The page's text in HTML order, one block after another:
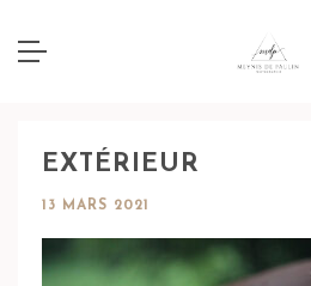
EXTÉRIEUR
13 MARS 2021